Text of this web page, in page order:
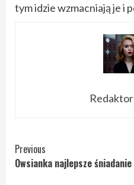
tym idzie wzmacniają je i
Continue
Reading
Previous
Owsianka najlepsze śniadanie